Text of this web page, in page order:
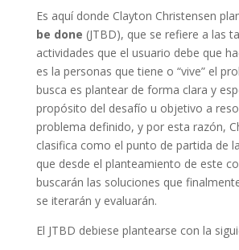
Es aquí donde Clayton Christensen
be done (JTBD), que se refiere a las
actividades que el usuario debe que
es la personas que tiene o “vive” el
busca es plantear de forma clara y
propósito del desafío u objetivo a
problema definido, y por esta razón,
clasifica como el punto de partida de
que desde el planteamiento de este
buscarán las soluciones que
se iterarán y evaluarán.
El JTBD debiese plantearse con la